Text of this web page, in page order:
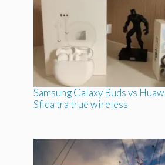
Samsung Galaxy Buds vs
Sfida tra true wireless